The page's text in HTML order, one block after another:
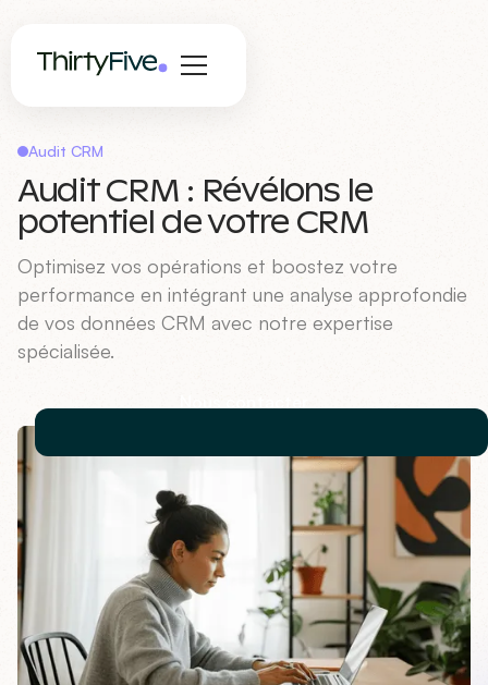
Audit CRM
Audit CRM : Révélons le
potentiel de votre CRM
Optimisez vos opérations et boostez votre
performance en intégrant une analyse approfondie
de vos données CRM avec notre expertise
spécialisée.